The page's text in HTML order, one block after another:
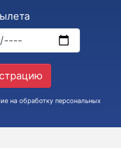
на обработку персональных